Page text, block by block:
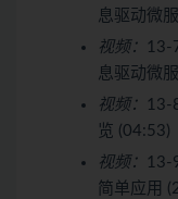
息驱动微
视频：
13-
息驱动微
视频：
13-
览 (04:53)
视频：
13-
简单应用